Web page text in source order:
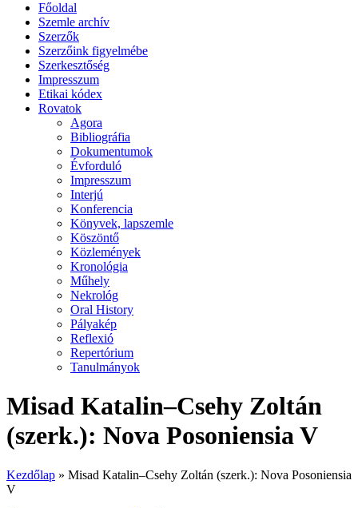
Főoldal
Szemle archív
Szerzők
Szerzőink figyelmébe
Szerkesztőség
Impresszum
Etikai kódex
Rovatok
Agora
Bibliográfia
Dokumentumok
Évforduló
Impresszum
Interjú
Konferencia
Könyvek, lapszemle
Köszöntő
Közlemények
Kronológia
Műhely
Nekrológ
Oral History
Pályakép
Reflexió
Repertórium
Tanulmányok
Misad Katalin–Csehy Zoltán
(szerk.): Nova Posoniensia V
Kezdőlap » Misad Katalin–Csehy Zoltán (szerk.): Nova Posoniensia
V